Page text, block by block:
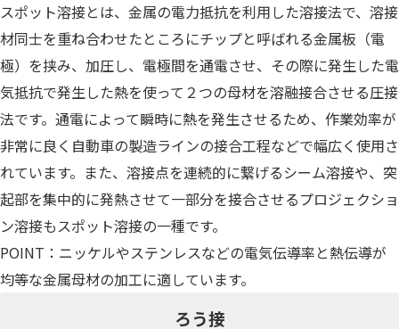
スポット溶接とは、金属の電力抵抗を利用した溶接法で、溶接
材同士を重ね合わせたところにチップと呼ばれる金属板（電
極）を挟み、加圧し、電極間を通電させ、その際に発生した電
気抵抗で発生した熱を使って２つの母材を溶融接合させる圧接
法です。通電によって瞬時に熱を発生させるため、作業効率が
非常に良く自動車の製造ラインの接合工程などで幅広く使用さ
れています。また、溶接点を連続的に繋げるシーム溶接や、突
起部を集中的に発熱させて一部分を接合させるプロジェクショ
ン溶接もスポット溶接の一種です。
POINT：ニッケルやステンレスなどの電気伝導率と熱伝導が
均等な金属母材の加工に適しています。
ろう接